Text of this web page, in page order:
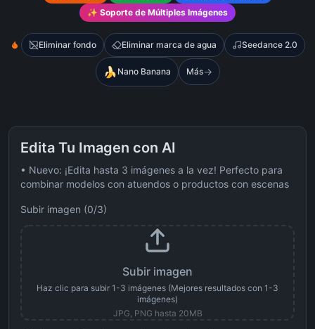
✨ Soporte de Múltiples Imágenes
Eliminar fondo Eliminar marca de agua Seedance 2.0
🍌 Nano Banana Más→
Edita Tu Imagen con AI
• Nuevo: ¡Edita hasta 3 imágenes a la vez! Perfecto para
combinar modelos con atuendos o productos con escenas
Subir imagen (0/3)
Subir imagen
Haz clic para subir 1-3 imágenes (Mejores resultados con 1-3
imágenes)
JPG, PNG hasta 20MB